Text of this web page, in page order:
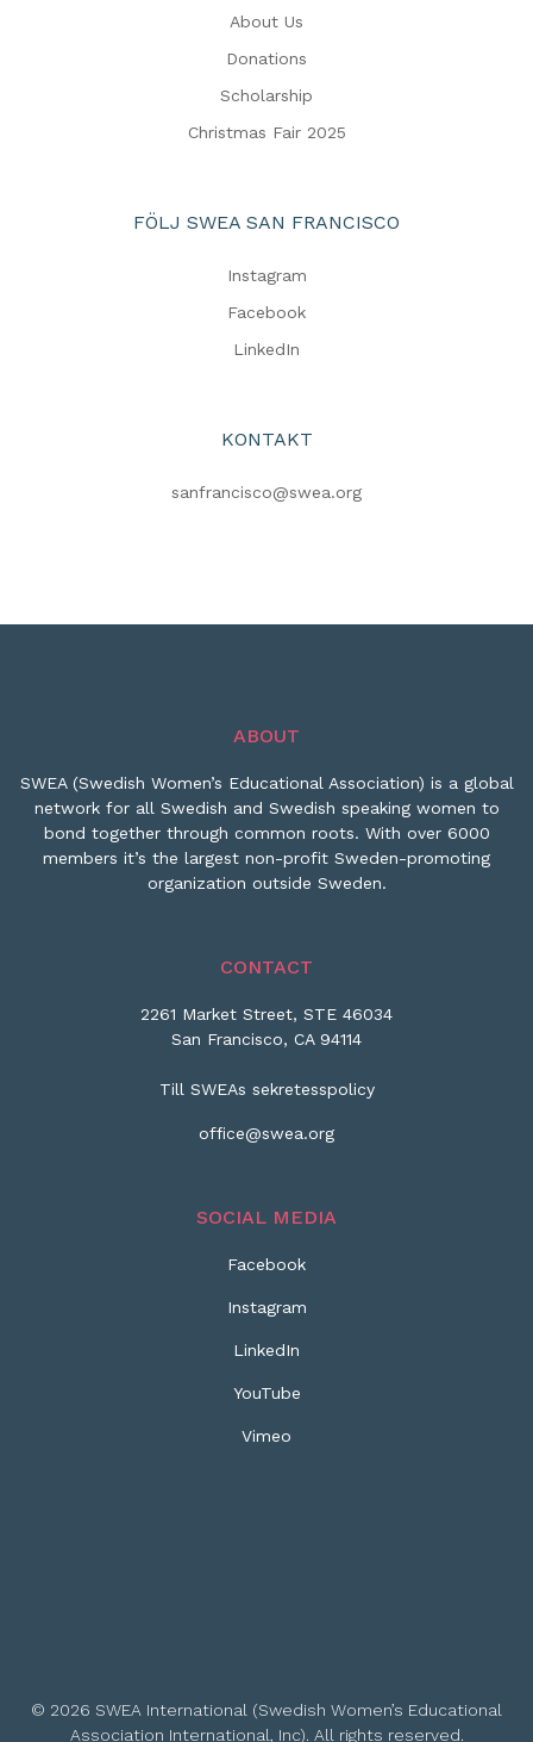
About Us
Donations
Scholarship
Christmas Fair 2025
FÖLJ SWEA SAN FRANCISCO
Instagram
Facebook
LinkedIn
KONTAKT
sanfrancisco@swea.org
ABOUT
SWEA (Swedish Women’s Educational Association) is a global
network for all Swedish and Swedish speaking women to
bond together through common roots. With over 6000
members it’s the largest non-profit Sweden-promoting
organization outside Sweden.
CONTACT
2261 Market Street, STE 46034
San Francisco, CA 94114
Till SWEAs sekretesspolicy
office@swea.org
SOCIAL MEDIA
Facebook
Instagram
LinkedIn
YouTube
Vimeo
© 2026 SWEA International (Swedish Women’s Educational
Association International, Inc). All rights reserved.